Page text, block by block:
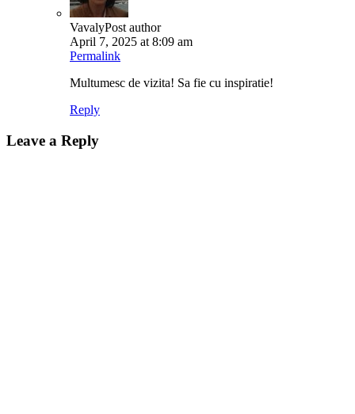
VavalyPost author
April 7, 2025 at 8:09 am
Permalink
Multumesc de vizita! Sa fie cu inspiratie!
Reply
Leave a Reply